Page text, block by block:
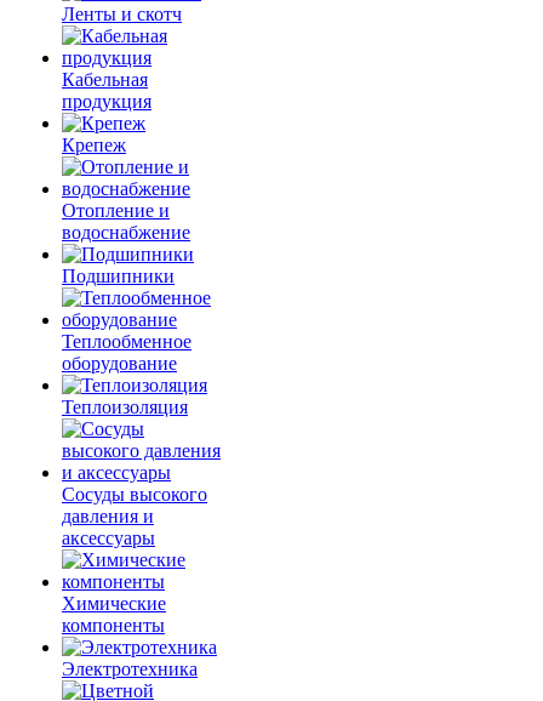
Ленты и скотч
Кабельная
продукция
Крепеж
Отопление и
водоснабжение
Подшипники
Теплообменное
оборудование
Теплоизоляция
Сосуды высокого
давления и
аксессуары
Химические
компоненты
Электротехника